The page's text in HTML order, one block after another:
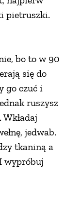
pietruszki.
bo to w 90
się do
go czuć i
ruszysz
jedwab.
tkaniną a
wypróbuj